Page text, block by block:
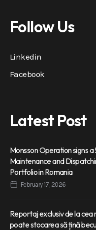
Follow Us
Linkedin
Facebook
Latest Post
Monsson Operation signs
Maintenance and
Portfolio in Romania
February 17, 2026
Reportaj exclusiv de la
poate stocarea să țină